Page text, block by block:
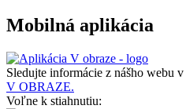
Mobilná aplikácia
Sledujte informácie z nášho webu v
V OBRAZE.
Voľne k stiahnutiu: